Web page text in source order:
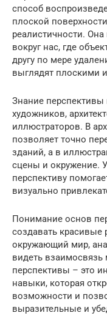
способ
плоской
реалистичности.
вокруг нас, где
другу по мере
выглядят плоскими
Знание перспективы
художников,
иллюстраторов. В
позволяет точно
зданий, а в
сцены и окружение.
перспективу
визуально
Понимание основ
создавать красивые
окружающий мир,
видеть
перспективы – это
навыки, которая
возможности и
выразительные и